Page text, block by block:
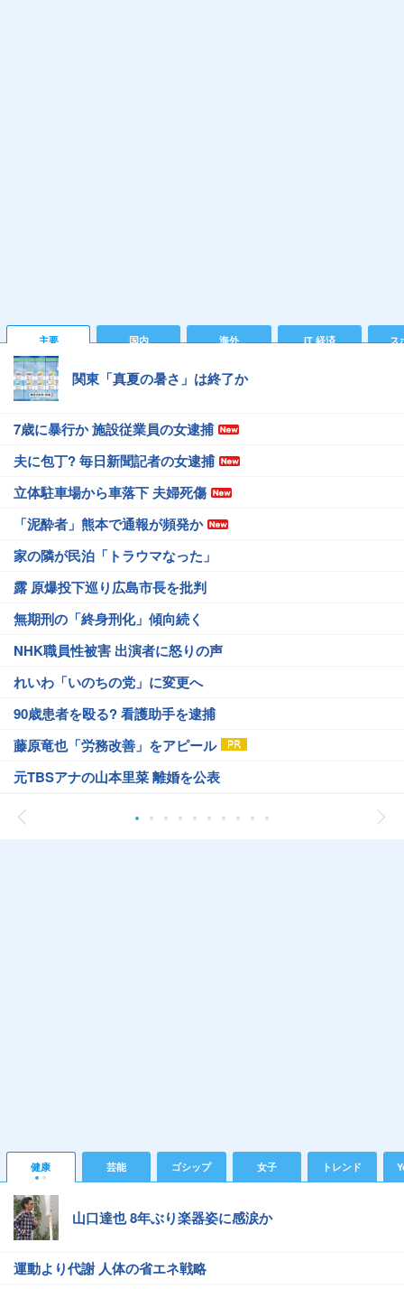
主要 国内 海外 IT 経済 ス
関東「真夏の暑さ」は終了か
7歳に暴行か 施設従業員の女逮捕
夫に包丁? 毎日新聞記者の女逮捕
立体駐車場から車落下 夫婦死傷
「泥酔者」熊本で通報が頻発か
家の隣が民泊「トラウマなった」
露 原爆投下巡り広島市長を批判
無期刑の「終身刑化」傾向続く
NHK職員性被害 出演者に怒りの声
れいわ「いのちの党」に変更へ
90歳患者を殴る? 看護助手を逮捕
藤原竜也「労務改善」をアピール
元TBSアナの山本里菜 離婚を公表
健康 芸能 ゴシップ 女子 トレンド
山口達也 8年ぶり楽器姿に感涙か
運動より代謝 人体の省エネ戦略